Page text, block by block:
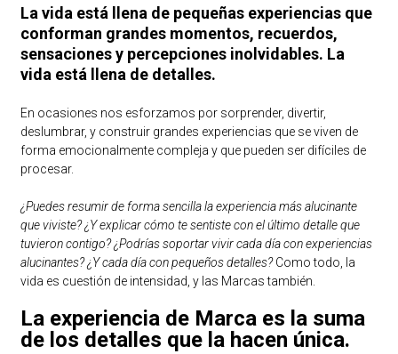
La vida está llena de pequeñas experiencias que
conforman grandes momentos, recuerdos,
sensaciones y percepciones inolvidables. La
vida está llena de detalles.
En ocasiones nos esforzamos por sorprender, divertir,
deslumbrar, y construir grandes experiencias que se viven de
forma emocionalmente compleja y que pueden ser difíciles de
procesar.
¿Puedes resumir de forma sencilla la experiencia más alucinante
que viviste? ¿Y explicar cómo te sentiste con el último detalle que
tuvieron contigo? ¿Podrías soportar vivir cada día con experiencias
alucinantes? ¿Y cada día con pequeños detalles?Como todo, la
vida es cuestión de intensidad, y las Marcas también.
La experiencia de Marca es la suma
de los detalles que la hacen única.